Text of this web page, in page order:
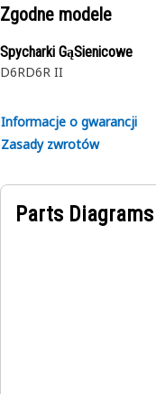
Zgodne modele
Spycharki GąSienicowe
D6RD6R II
Informacje o gwarancji
Zasady zwrotów
Parts Diagrams